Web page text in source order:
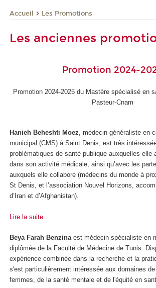
Accueil Les Promotions
Les anciennes
Promotion 2024-
Promotion 2024-2025 du Mastère spécialisé en
Pasteur-Cnam
Hanieh Beheshti Moez, médecin généraliste en
municipal (CMS) à Saint Denis, est très
problématiques de santé publique auxquelles elle
dans son activité médicale, ainsi qu’avec les
auxquels elle collabore (médecins du monde à
St Denis, et l’association Nouvel Horizons,
d’Iran et d’Afghanistan).
Lire la suite...
Beya Farah Benzina est médecin spécialiste en
diplômée de la Faculté de Médecine de Tunis.
expérience combinée dans la recherche et la
s'est particulièrement intéressée aux domaines
femmes, de la santé mentale et de l'équité en